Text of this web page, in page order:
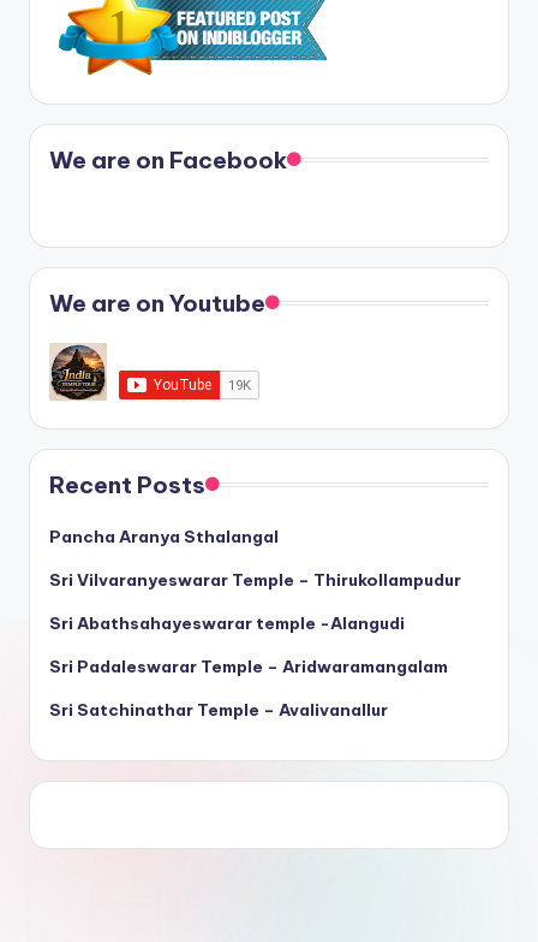
We are on Facebook
We are on Youtube
Recent Posts
Pancha Aranya Sthalangal
Sri Vilvaranyeswarar Temple – Thirukollampudur
Sri Abathsahayeswarar temple -Alangudi
Sri Padaleswarar Temple – Aridwaramangalam
Sri Satchinathar Temple – Avalivanallur